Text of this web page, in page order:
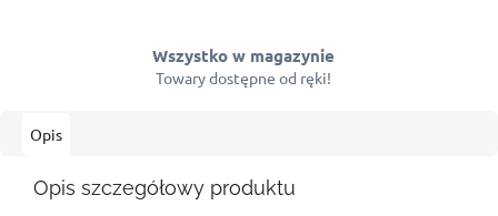
Wszystko w magazynie
Towary dostępne od ręki!
Opis
Opis szczegółowy produktu